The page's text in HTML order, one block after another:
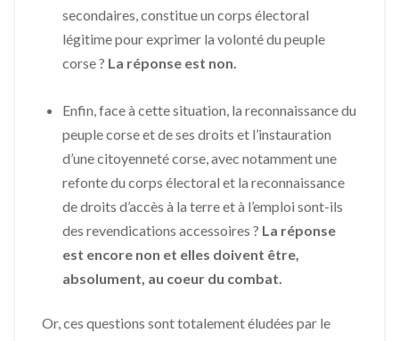
secondaires, constitue un corps électoral
légitime pour exprimer la volonté du peuple
corse ? La réponse est non.
Enfin, face à cette situation, la reconnaissance du
peuple corse et de ses droits et l’instauration
d’une citoyenneté corse, avec notamment une
refonte du corps électoral et la reconnaissance
de droits d’accès à la terre et à l’emploi sont-ils
des revendications accessoires ? La réponse
est encore non et elles doivent être,
absolument, au coeur du combat.
Or, ces questions sont totalement éludées par le